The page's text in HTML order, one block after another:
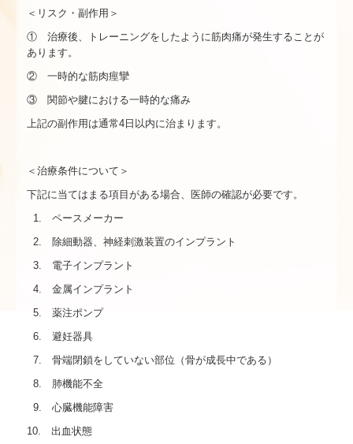
＜リスク・副作用＞
① 治療後、トレーニングをしたように筋肉痛が発生することが
あります。
② 一時的な筋肉痙攣
③ 関節や腱における一時的な痛み
上記の副作用は通常4日以内に治まります。
＜治療条件について＞
下記に当てはまる項目がある場合、医師の確認が必要です。
1. ペースメーカー
2. 除細動器、神経刺激装置のインプラント
3. 電子インプラント
4. 金属インプラント
5. 薬注ポンプ
6. 避妊器具
7. 骨端閉鎖をしていない部位（骨が成長中である）
8. 肺機能不全
9. 心臓機能障害
10. 出血状態